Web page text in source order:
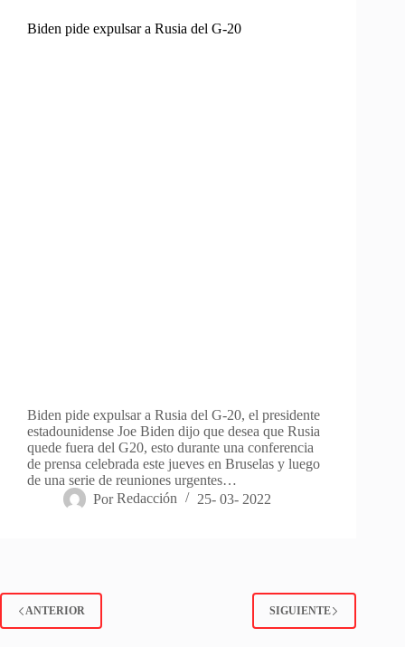
Biden pide expulsar a Rusia del G-20
Biden pide expulsar a Rusia del G-20, el presidente
estadounidense Joe Biden dijo que desea que Rusia
quede fuera del G20, esto durante una conferencia
de prensa celebrada este jueves en Bruselas y luego
de una serie de reuniones urgentes…
Por Redacción 25- 03- 2022
ANTERIOR SIGUIENTE